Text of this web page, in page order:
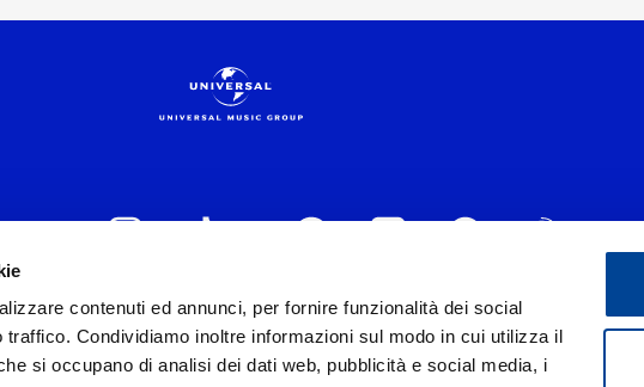
contenuti ed annunci, per fornire funzionalità dei social
Condividiamo inoltre informazioni sul modo in cui utilizza il
si occupano di analisi dei dati web, pubblicità e social media, i
s.r.l. (Società con unico socio) | Via Nervesa, 21 - 20139 Milano
Iscritta al REA di Milano con il numero 966135 in data 29/06/1977